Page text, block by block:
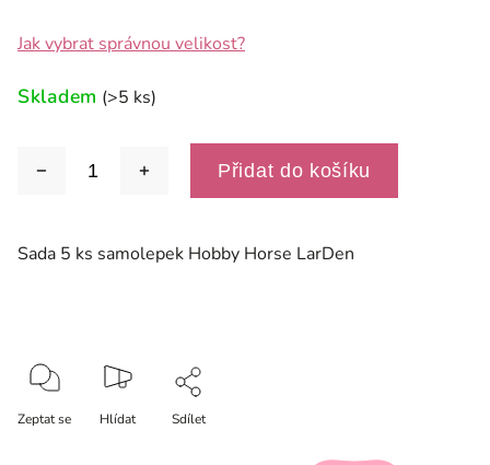
Skladem (>5 ks)
Jak vybrat správnou velikost?
Přidat do košíku
Sada 5 ks samolepek Hobby Horse LarDen
Zeptat se Hlídat Sdílet